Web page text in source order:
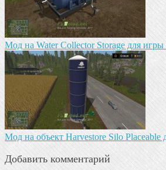
Мод на Water Collector Storage для
Мод на объект Harvestore Silo Placeable
Добавить комментарий